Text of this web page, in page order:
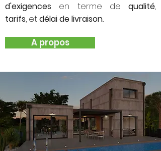
d'exigences en terme de qualité,
tarifs, etdélai de livraison...
A propos